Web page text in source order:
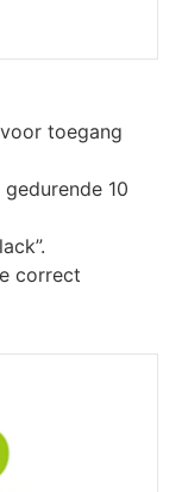
toegang
10
correct